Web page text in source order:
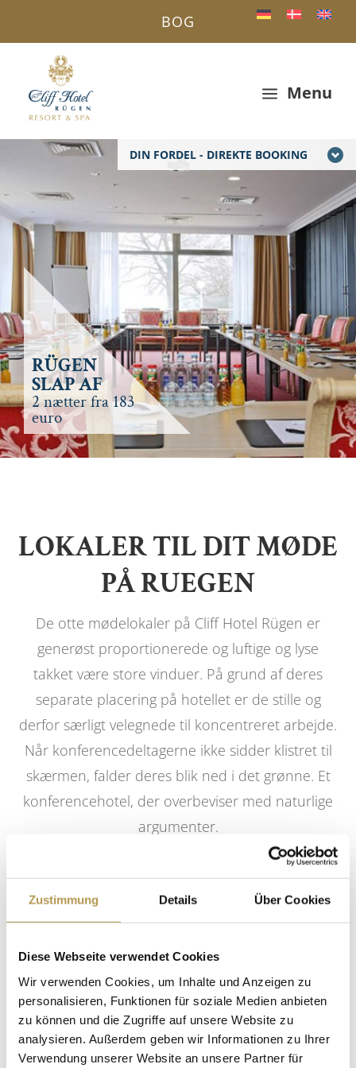
Zustimmung Details Über Cookies
Diese Webseite verwendet Cookies
Wir verwenden Cookies, um Inhalte und Anzeigen zu
personalisieren, Funktionen für soziale Medien anbieten
zu können und die Zugriffe auf unsere Website zu
analysieren. Außerdem geben wir Informationen zu Ihrer
Verwendung unserer Website an unsere Partner für
DIN FORDEL - DIREKTE BOOKING
a Menu
BOG
RÜGEN
SLAP AF
2 nætter fra 183
euro
LOKALER TIL DIT MØDE
PÅ RUEGEN
De otte mødelokaler på Cliff Hotel Rügen er
generøst proportionerede og luftige og lyse
takket være store vinduer. På grund af deres
separate placering på hotellet er de stille og
derfor særligt velegnede til koncentreret arbejde.
Når konferencedeltagerne ikke sidder klistret til
skærmen, falder deres blik ned i det grønne. Et
konferencehotel, der overbeviser med naturlige
argumenter.
PLADS TIL AT TÆNKE, PLADS TIL
AT TRÆKKE VEJRET
konferencer for små grupper på op til 200
personer. Ved at kombinere lokaler med de
rummelige foyerer imellem er det også muligt at
afholde større arrangementer som udstillinger
eller messer. Udendørsområdet, der fører ned til